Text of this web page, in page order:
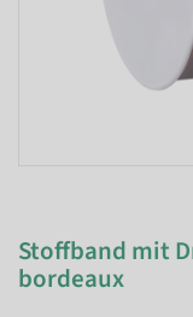
Stoffband mit
bordeaux